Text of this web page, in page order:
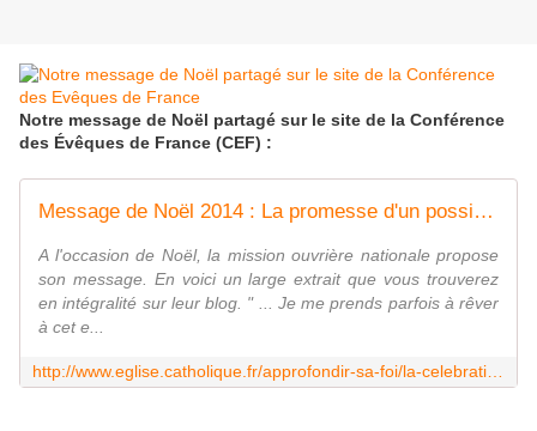
Notre message de Noël partagé sur le site de la Conférence
des Évêques de France (CEF) :
Message de Noël 2014 : La promesse d'un possible - Église catholique en France
A l'occasion de Noël, la mission ouvrière nationale propose
son message. En voici un large extrait que vous trouverez
en intégralité sur leur blog. " ... Je me prends parfois à rêver
à cet e...